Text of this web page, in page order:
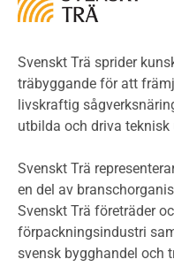
LCA
Miljödeklarationer
Termer och
Planering
Klimatkalkylator
Projektering av
Byggsystem
Fasadsystem i
Bullerskärmar och
Svenskt Trä sprider
träbyggande för att
livskraftig
utbilda och driva teknisk
Svenskt Trä
en del av
Svenskt Trä företräder
förpackningsindustri
svensk bygghandel och